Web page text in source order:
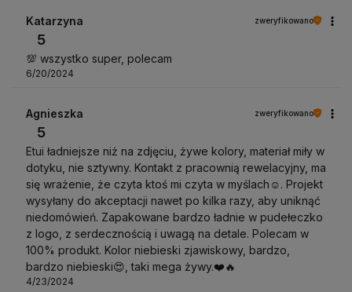
Katarzyna zweryfikowano
5
💯 wszystko super, polecam
6/20/2024
Agnieszka zweryfikowano
5
Etui ładniejsze niż na zdjęciu, żywe kolory, materiał miły w
dotyku, nie sztywny. Kontakt z pracownią rewelacyjny, ma
się wrażenie, że czyta ktoś mi czyta w myślach☺. Projekt
wysyłany do akceptacji nawet po kilka razy, aby uniknąć
niedomówień. Zapakowane bardzo ładnie w pudełeczko
z logo, z serdecznością i uwagą na detale. Polecam w
100% produkt. Kolor niebieski zjawiskowy, bardzo,
bardzo niebieski😍, taki mega żywy.❤️🔥
4/23/2024